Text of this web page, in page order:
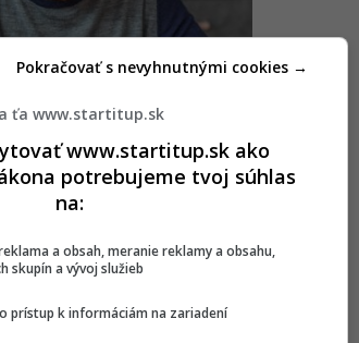
o koľko percent si prilepšia
zmeny. Na takéto sumy
ťa www.startitup.sk
www.startitup.sk ako
potrebujeme tvoj súhlas
na:
a obsah, meranie reklamy a obsahu,
skupín a vývoj služieb
prístup k informáciám na zariadení
Pokračovať s nevyhnutnými cookies →